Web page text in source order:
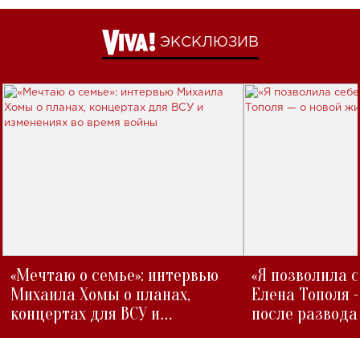
ЭКСКЛЮЗИВ
«Мечтаю о семье»: интервью
Михаила Хомы о планах,
концертах для ВСУ и
«Я позволила
Елена Тополя
после развода